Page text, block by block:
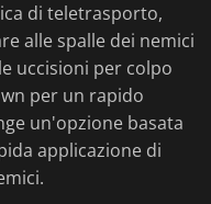
di teletrasporto,
alle spalle dei nemici
uccisioni per colpo
per un rapido
un'opzione basata
applicazione di